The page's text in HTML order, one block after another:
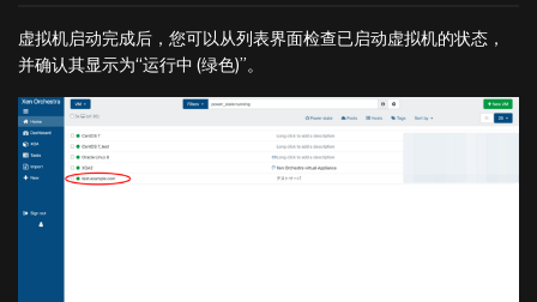
虚拟机启动完成后，您可以从列表界面检查已启动虚拟机的状态，
并确认其显示为“运行中 (绿色)”。